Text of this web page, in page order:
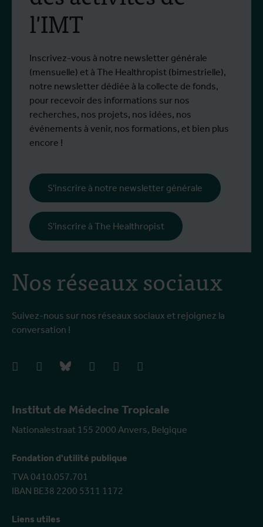
à Bunia
Depuis le début de l'épidémie, plus de
de 430 sont décédées.
Institut de Médecine Tropicale
Nationalestraat 155 2000 Anvers, Belgique
Fondation d'utilité publique
TVA 0410.057.701
IBAN BE38 2200 5311 1172
Liens utiles
Nos réseaux sociaux
Suivez-nous sur nos réseaux sociaux et rejoignez la
conversation !
facebookinstagrambluesky linkedIn youtube
l'IMT
Inscrivez-vous à notre newsletter générale
(mensuelle) et à The Healthropist (bimestrielle),
notre newsletter dédiée à la collecte de fonds,
pour recevoir des informations sur nos
recherches, nos projets, nos idées, nos
événements à venir, nos formations, et bien plus
encore !
S'inscrire à notre newsletter générale
S'inscrire à The Healthropist